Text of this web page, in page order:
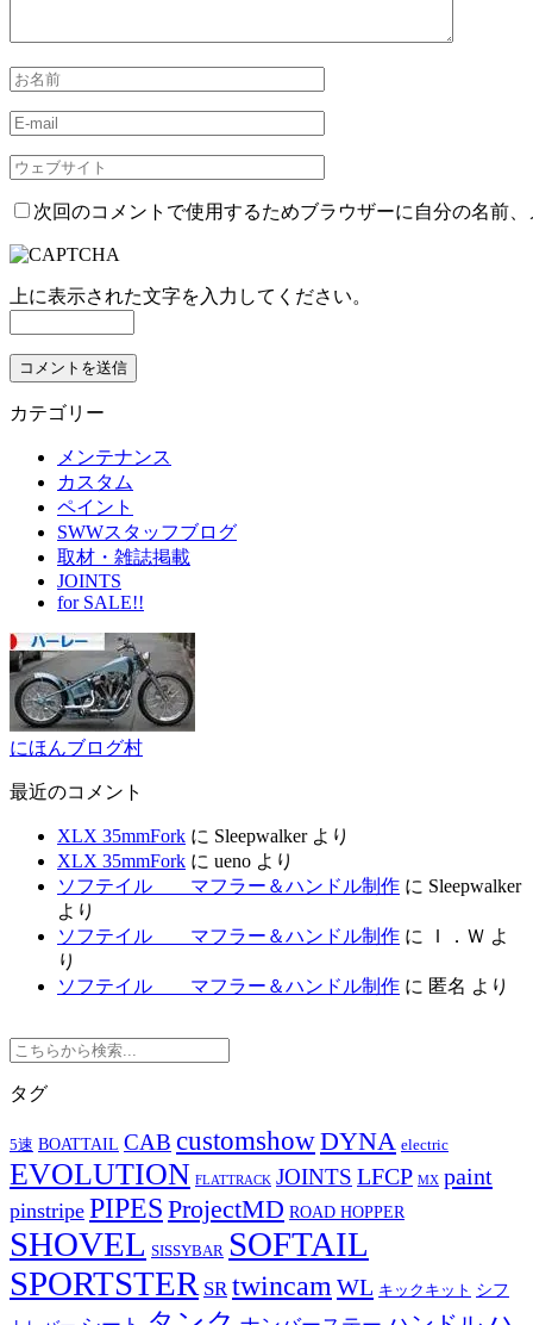
次回のコメントで使用するためブラウザーに自分の名前
上に表示された文字を入力してください。
カテゴリー
メンテナンス
カスタム
ペイント
SWWスタッフブログ
取材・雑誌掲載
JOINTS
for SALE!!
にほんブログ村
最近のコメント
XLX 35mmFork に Sleepwalkerより
XLX 35mmFork に ueno より
ソフテイル マフラー＆ハンドル制作 に Sleepwalker
より
ソフテイル マフラー＆ハンドル制作 に Ｉ．Ｗ よ
り
ソフテイル マフラー＆ハンドル制作 に 匿名 より
タグ
5速 BOATTAIL CAB customshowDYNA electric
EVOLUTION FLATTRACK JOINTS LFCP MX paint
pinstripe PIPES ProjectMD ROAD HOPPER
SHOVEL SISSYBAR SOFTAIL
SPORTSTER SR twincam WL キックキット シフ